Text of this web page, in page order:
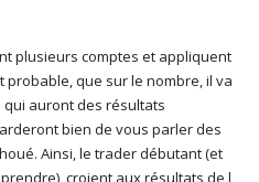
plusieurs comptes et appliquent
que sur le nombre, il va
auront des résultats
bien de vous parler des
Ainsi, le trader débutant (et
croient aux résultats de l